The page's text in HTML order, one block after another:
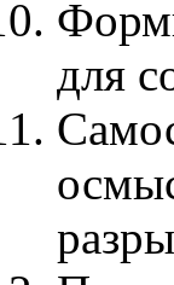
для